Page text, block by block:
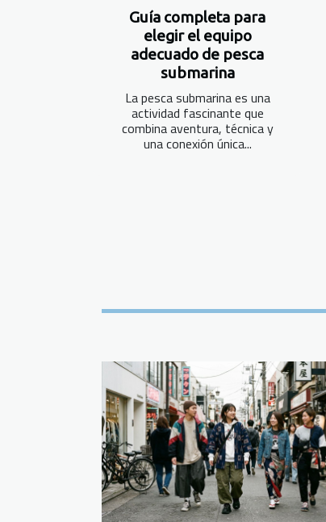
Guía completa para
elegir el equipo
adecuado de pesca
submarina
La pesca submarina es una
actividad fascinante que
combina aventura, técnica y
una conexión única...